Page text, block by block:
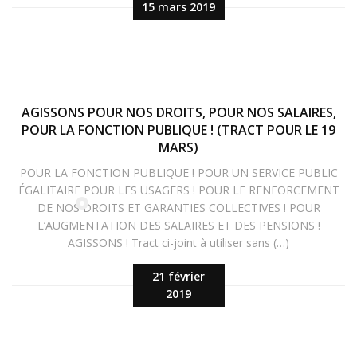
15 mars 2019
21 février
2019
AGISSONS POUR NOS DROITS, POUR NOS SALAIRES,
POUR LA FONCTION PUBLIQUE ! (TRACT POUR LE 19
MARS)
POUR LA FONCTION PUBLIQUE ! POUR UN SERVICE PUBLIC
ÉGALITAIRE POUR LES USAGERS ! POUR LE RENFORCEMENT
DE NOS DROITS ET GARANTIES COLLECTIVES ! POUR
L’AUGMENTATION DES SALAIRES ET DES PENSIONS !
AGISSONS ! Tract ci-joint à utiliser sans (…)